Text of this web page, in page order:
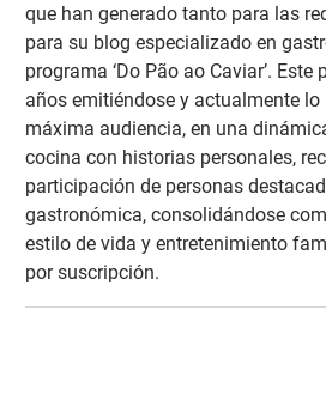
que han generado tanto para las
para su blog especializado en
programa ‘Do Pão ao Caviar’.
años emitiéndose y actualmente lo
máxima audiencia, en una
cocina con historias personales,
participación de personas
gastronómica, consolidándose
estilo de vida y entretenimiento
por suscripción.